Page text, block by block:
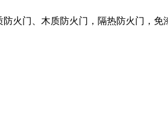
火门、木质防火门，隔热防火门，